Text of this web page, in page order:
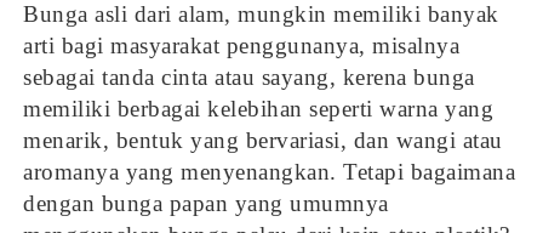
Bunga asli dari alam, mungkin memiliki banyak
arti bagi masyarakat penggunanya, misalnya
sebagai tanda cinta atau sayang, kerena bunga
memiliki berbagai kelebihan seperti warna yang
menarik, bentuk yang bervariasi, dan wangi atau
aromanya yang menyenangkan. Tetapi bagaimana
dengan bunga papan yang umumnya